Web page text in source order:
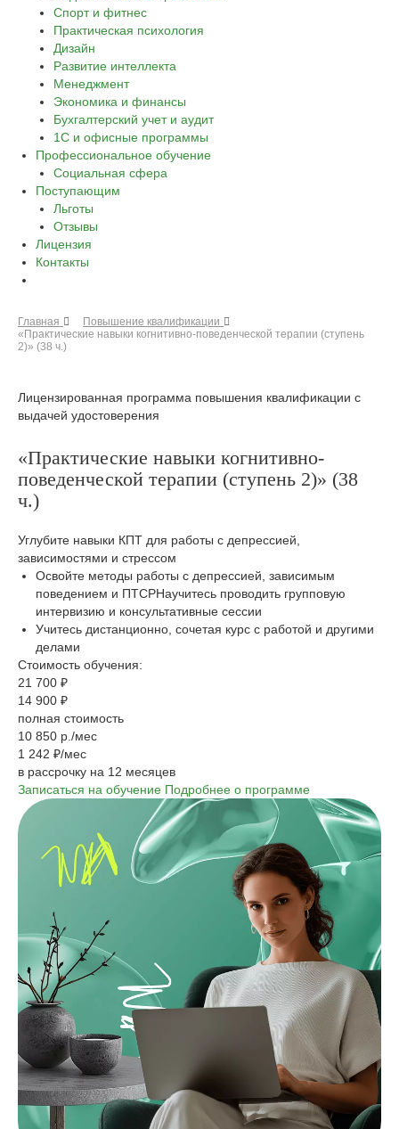
Спорт и фитнес
Практическая психология
Дизайн
Развитие интеллекта
Менеджмент
Экономика и финансы
Бухгалтерский учет и аудит
1С и офисные программы
Профессиональное обучение
Социальная сфера
Поступающим
Льготы
Отзывы
Лицензия
Контакты
Главная
Повышение квалификации
«Практические навыки когнитивно-поведенческой терапии (ступень
2)» (38 ч.)
Лицензированная программа повышения квалификации с
выдачей удостоверения
«Практические навыки когнитивно-
поведенческой терапии (ступень 2)» (38
ч.)
Углубите навыки КПТ для работы с депрессией,
зависимостями и стрессом
Освойте методы работы с депрессией, зависимым
поведением и ПТСРНаучитесь проводить групповую
интервизию и консультативные сессии
Учитесь дистанционно, сочетая курс с работой и другими
делами
Стоимость обучения:
21 700 ₽
14 900 ₽
полная стоимость
10 850 р./мес
1 242 ₽/мес
в рассрочку на 12 месяцев
Записаться на обучение Подробнее о программе